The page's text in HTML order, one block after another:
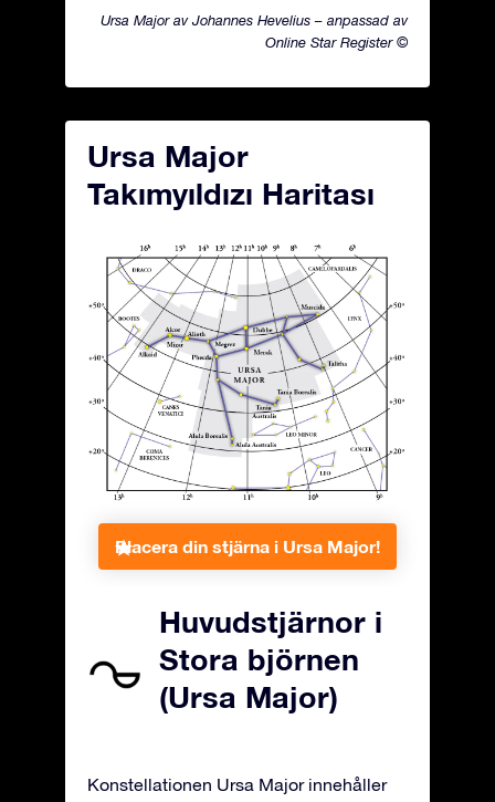
Ursa Major av Johannes Hevelius – anpassad av
Online Star Register ©
Ursa Major
Takımyıldızı Haritası
Placera din stjärna i Ursa Major!
Huvudstjärnor i
Stora björnen
(Ursa Major)
Konstellationen Ursa Major innehåller